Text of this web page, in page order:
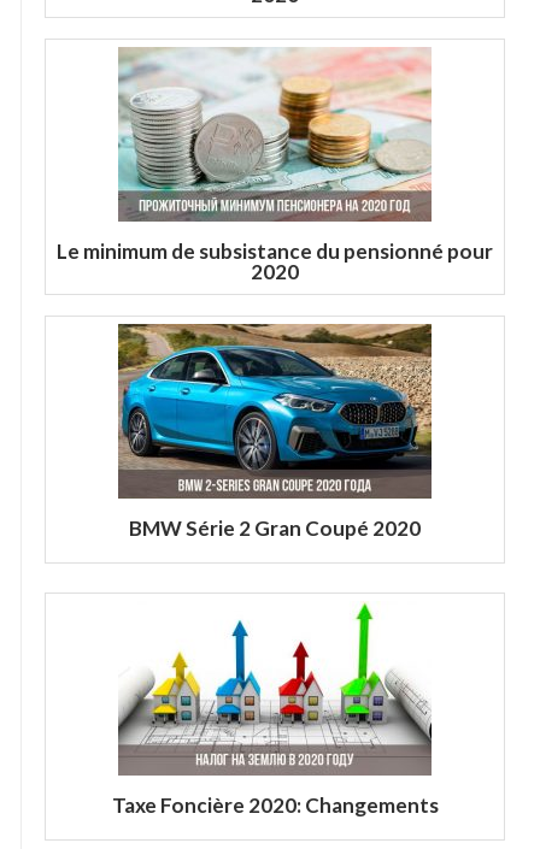
Le minimum de subsistance du pensionné pour
2020
BMW Série 2 Gran Coupé 2020
Taxe Foncière 2020: Changements